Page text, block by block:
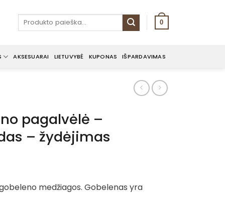
Ieškoti: 0
AKSESUARAI LIETUVYBĖ KUPONAS IŠPARDAVIMAS
pagalvėlė –
– žydėjimas
medžiagos. Gobelenas yra